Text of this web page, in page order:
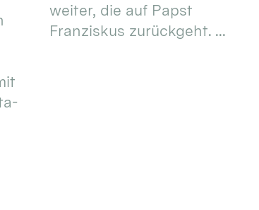
weiter, die auf Papst
Franziskus zurückgeht. ...